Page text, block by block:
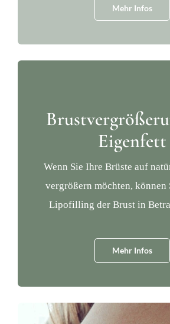
Mehr Infos
Eigenfett
Wenn Sie Ihre Brüste auf
vergrößern möchten, können
Lipofilling der Brust in
Mehr Infos